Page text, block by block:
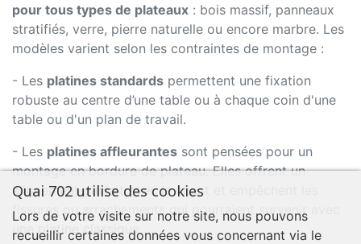
pour tous types de plateaux : bois massif, panneaux
stratifiés, verre, pierre naturelle ou encore marbre. Les
modèles varient selon les contraintes de montage :
- Les platines standards permettent une fixation
robuste au centre d’une table ou à chaque coin d'une
table ou d'un plan de travail.
- Les platines affleurantes sont pensées pour un
montage en bordure de plateau. Elles offrent un
alignement parfait avec le chant et empêchent les
fissures ou arrachements qui pourraient survenir avec
une platine classique.
Quai 702 utilise des cookies
Lors de votre visite sur notre site, nous pouvons
recueillir certaines données vous concernant via le